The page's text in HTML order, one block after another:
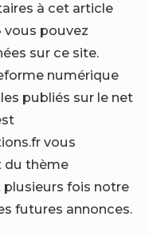
à cet article
vous pouvez
sur ce site.
numérique
publiés sur le net
vous
du thème
plusieurs fois notre
futures annonces.